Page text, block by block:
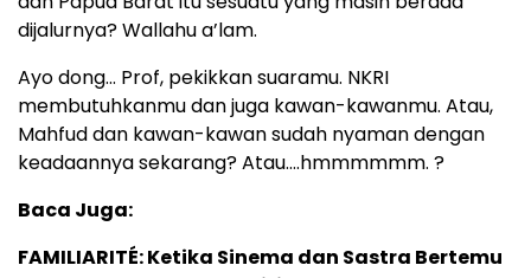
dijalurnya? Wallahu a’lam.
Ayo dong… Prof, pekikkan suaramu. NKRI
membutuhkanmu dan juga kawan-kawanmu. Atau,
Mahfud dan kawan-kawan sudah nyaman dengan
keadaannya sekarang? Atau….hmmmmmm. ?
Baca Juga:
FAMILIARITÉ: Ketika Sinema dan Sastra Bertemu